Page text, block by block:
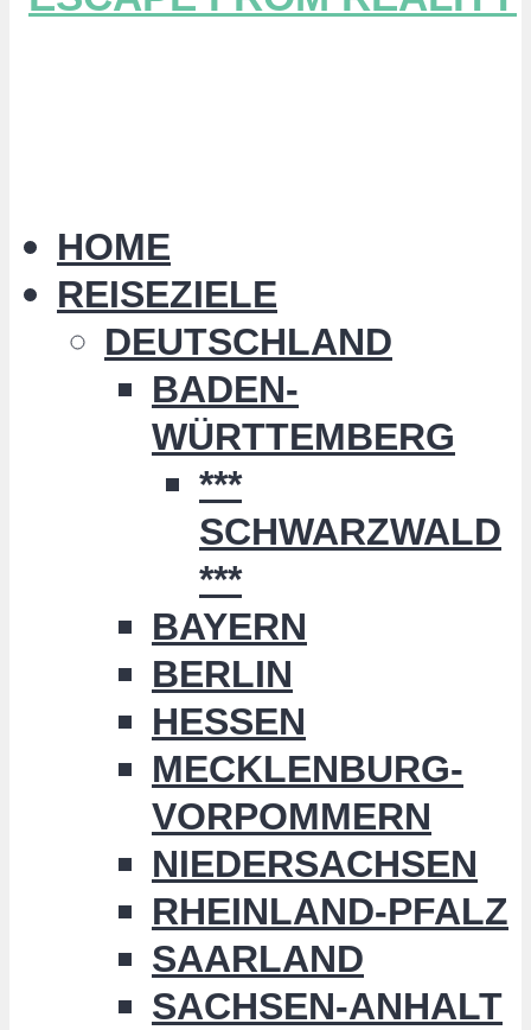
HOME
REISEZIELE
DEUTSCHLAND
BADEN-
WÜRTTEMBERG
***
SCHWARZWALD
***
BAYERN
BERLIN
HESSEN
MECKLENBURG-
VORPOMMERN
NIEDERSACHSEN
RHEINLAND-PFALZ
SAARLAND
SACHSEN-ANHALT